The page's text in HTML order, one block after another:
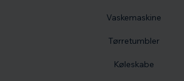
Vaskemaskine
Tørretumbler
Køleskabe